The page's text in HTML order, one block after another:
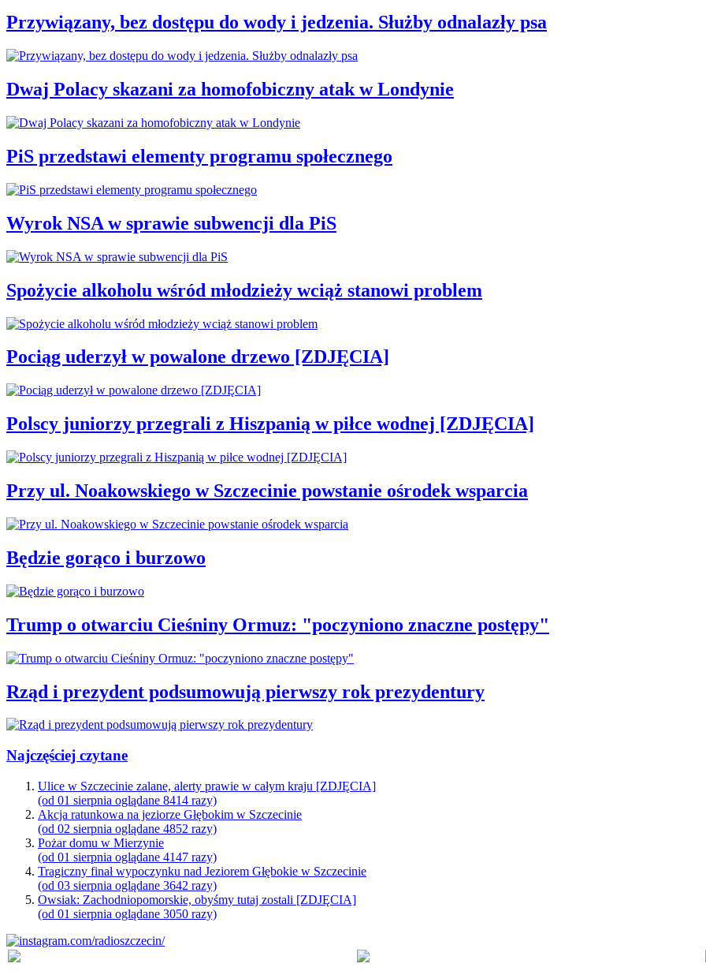
Przywiązany, bez dostępu do wody i jedzenia. Służby odnalazły psa
Dwaj Polacy skazani za homofobiczny atak w Londynie
PiS przedstawi elementy programu społecznego
Wyrok NSA w sprawie subwencji dla PiS
Spożycie alkoholu wśród młodzieży wciąż stanowi problem
Pociąg uderzył w powalone drzewo [ZDJĘCIA]
Polscy juniorzy przegrali z Hiszpanią w piłce wodnej [ZDJĘCIA]
Przy ul. Noakowskiego w Szczecinie powstanie ośrodek wsparcia
Będzie gorąco i burzowo
Trump o otwarciu Cieśniny Ormuz: "poczyniono znaczne postępy"
Rząd i prezydent podsumowują pierwszy rok prezydentury
Najczęściej czytane
Ulice w Szczecinie zalane, alerty prawie w całym kraju [ZDJĘCIA]
(od 01 sierpnia oglądane 8414 razy)
Akcja ratunkowa na jeziorze Głębokim w Szczecinie
(od 02 sierpnia oglądane 4852 razy)
Pożar domu w Mierzynie
(od 01 sierpnia oglądane 4147 razy)
Tragiczny finał wypoczynku nad Jeziorem Głębokie w Szczecinie
(od 03 sierpnia oglądane 3642 razy)
Owsiak: Zachodniopomorskie, obyśmy tutaj zostali [ZDJĘCIA]
(od 01 sierpnia oglądane 3050 razy)